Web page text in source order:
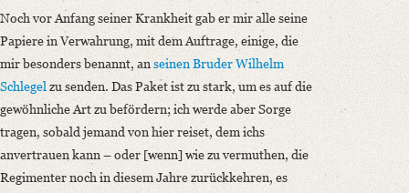
Noch vor Anfang seiner Krankheit gab er mir alle seine
Papiere in Verwahrung, mit dem Auftrage, einige, die
mir besonders benannt, anseinen Bruder Wilhelm
Schlegel zu senden. Das Paket ist zu stark, um es auf die
gewöhnliche Art zu befördern; ich werde aber Sorge
tragen, sobald jemand von hier reiset, dem ichs
anvertrauen kann – oder [wenn] wie zu vermuthen, die
Regimenter noch in diesem Jahre zurückkehren, es